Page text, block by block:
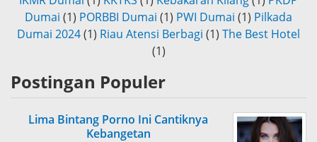
Dumai (1) PORBBI Dumai (1) PWI Dumai (1) Pilkada
Dumai 2024(1) Riau Atensi Berbagi (1) The Best Hotel
(1)
Postingan Populer
Lima Bintang Porno Ini Cantiknya
Kebangetan